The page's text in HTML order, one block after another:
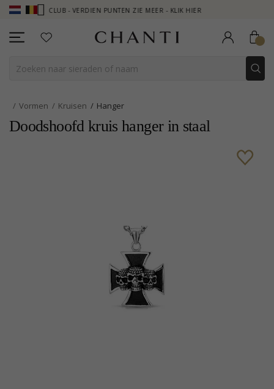
CLUB - VERDIEN PUNTEN ZIE MEER - KLIK HIER
Vormen Kruisen Hanger
Doodshoofd kruis hanger in staal